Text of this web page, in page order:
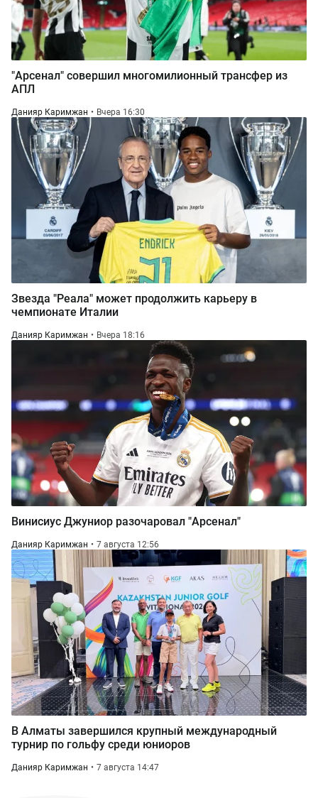
"Арсенал" совершил многомилионный трансфер из
АПЛ
Данияр Каримжан Вчера 16:30
Звезда "Реала" может продолжить карьеру в
чемпионате Италии
Данияр Каримжан Вчера 18:16
Винисиус Джуниор разочаровал "Арсенал"
Данияр Каримжан 7 августа 12:56
В Алматы завершился крупный международный
турнир по гольфу среди юниоров
Данияр Каримжан 7 августа 14:47